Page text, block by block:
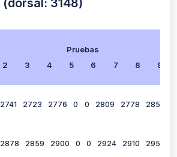
(dorsal: 3148)
Pruebas
2 3 4 5 6 7 8 9
2741 2723 2776 0 0 2809 2778 2855
2878 2859 2900 0 0 2924 2910 2950